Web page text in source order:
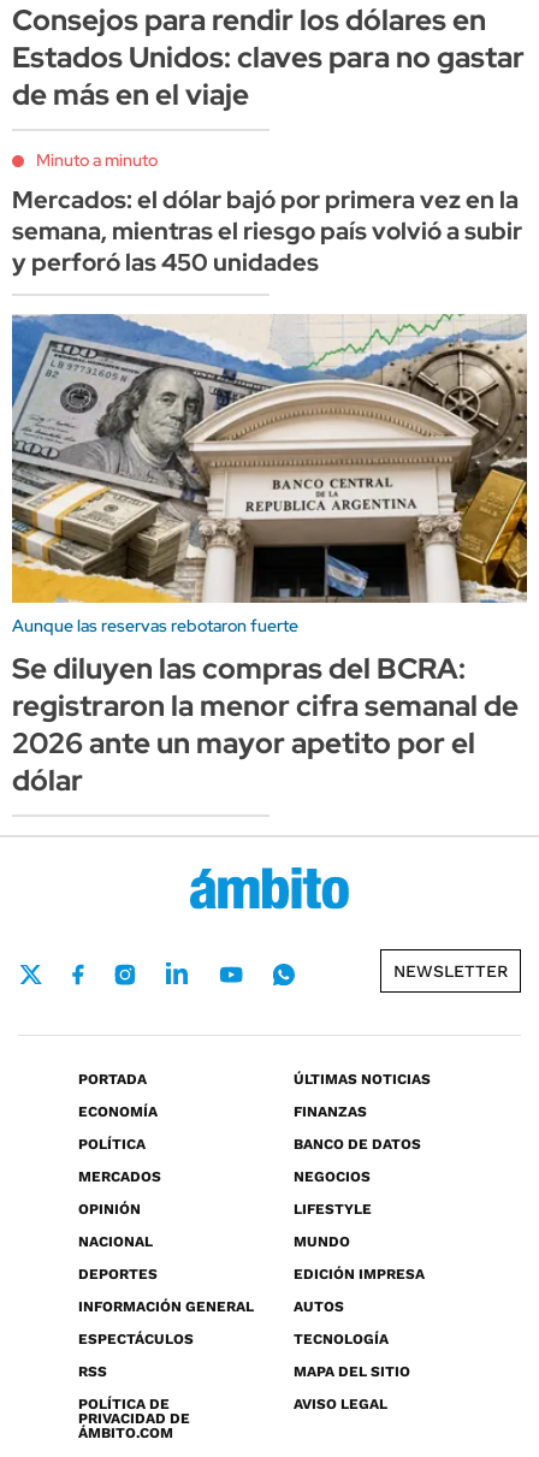
Consejos para rendir los dólares en
Estados Unidos: claves para no gastar
de más en el viaje
Minuto a minuto
Mercados: el dólar bajó por primera vez en la
semana, mientras el riesgo país volvió a subir
y perforó las 450 unidades
Aunque las reservas rebotaron fuerte
Se diluyen las compras del BCRA:
registraron la menor cifra semanal de
2026 ante un mayor apetito por el
dólar
NEWSLETTER
PORTADA
ÚLTIMAS NOTICIAS
ECONOMÍA
FINANZAS
POLÍTICA
BANCO DE DATOS
MERCADOS
NEGOCIOS
OPINIÓN
LIFESTYLE
NACIONAL
MUNDO
DEPORTES
EDICIÓN IMPRESA
INFORMACIÓN GENERAL
AUTOS
ESPECTÁCULOS
TECNOLOGÍA
RSS
MAPA DEL SITIO
POLÍTICA DE
PRIVACIDAD DE
ÁMBITO.COM
AVISO LEGAL